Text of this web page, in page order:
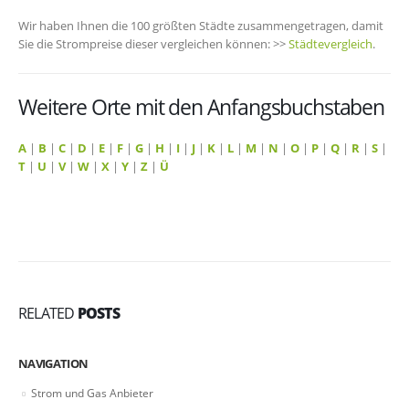
Wir haben Ihnen die 100 größten Städte zusammengetragen, damit
Sie die Strompreise dieser vergleichen können: >>Städtevergleich.
Weitere Orte mit den Anfangsbuchstaben
A | B | C | D | E | F | G | H | I | J | K | L | M | N | O | P | Q | R | S |
T | U | V| W | X | Y | Z | Ü
RELATED POSTS
NAVIGATION
Strom und Gas Anbieter